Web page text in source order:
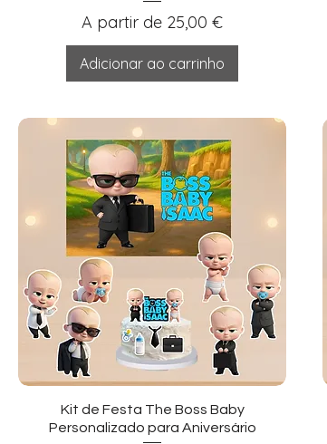
A partir de 25,00 €
Preço promocional
Adicionar ao carrinho
Visualização rápida
Kit de Festa The Boss Baby
Personalizado para Aniversário